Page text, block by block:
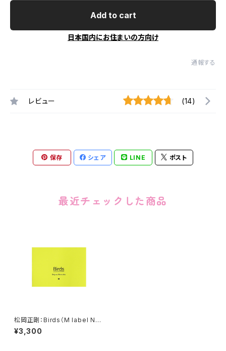
Add to cart
日本国内にお住まいの方向け
通報する
レビュー (14)
保存 シェア LINE ポスト
最近チェックした商品
松岡正剛：Birds（M label No.
49）
¥3,300